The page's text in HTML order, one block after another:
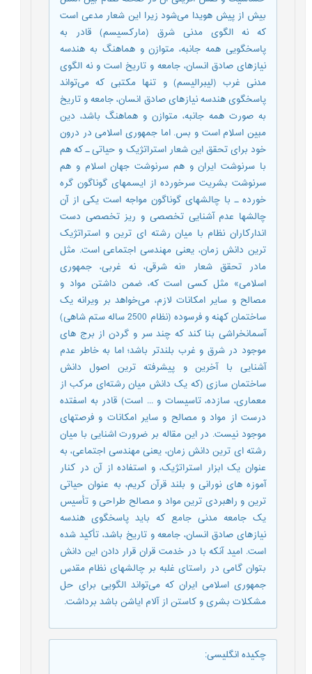
بیش از پیش هویدا می‌شود زیرا این شعار مدعی است
که نه الگوی مدنی شرق (مارکسیسم) قادر به
پاسخگویی همه جانبه، متوازن و هماهنگ به هندسه
نیازهای صادق انسان، جامعه و تاریخ است و نه الگوی
مدنی غرب (لیبرالیسم) و تنها مکتبی که می‌تواند
پاسخگوی هندسه نیازهای صادق انسان، جامعه و تاریخ
به صورت همه جانبه، متوازن و هماهنگ باشد، دین
مبین اسلام است و بس. اما جمهوری اسلامی در درون
خود برای تحقق این شعار استراتژیک و حیاتی ـ که هم
با سرنوشت ایران و هم سرنوشت جهان اسلام و هم
سرنوشت بشریت سرخورده از ایسمهای گوناگون گره
خورده ـ با چالشهای گوناگون مواجه است یکی از آن
چالشها عدم آشنایی تخصصی و ریز تخصصی دست
اندارکاران نظام با میان رشته ای ترین و استراتژیک
ترین دانش زمان، یعنی مهندسی اجتماعی است. مثل
مادر تحقق شعار «نه شرقی، نه غربی، جمهوری
اسلامی» مثل کسی است که، ضمن داشتن مواد و
مصالح و سایر امکانات لازم، می‌خواهد بر ویرانه یک
ساختمان کهنه و فرسوده (نظام 2500 ساله ستم شاهی)
آسمانخراشی بنا کند که چند سر و گردن از برج های
موجود در شرق و غرب بلندتر باشد؛ اما به خاطر عدم
آشنایی با آخرین و پیشرفته ترین اصول دانش
ساختمان سازی (که یک دانش میان رشته‌ای مرکب از
معماری، سازده، تاسیسات و ... است) قادر به اسفتده
درست از مواد و مصالح و سایر امکانات و فرصتهای
موجود نیست. در این مقاله بر ضرورت اشنایی با میان
رشته ای ترین دانش زمان، یعنی مهندسی اجتماعی، به
عنوان یک ابزار استراتژیک، و استفاده از آن در کنار
آموزه های نورانی و بلند قرآن کریم، به عنوان حیاتی
ترین و راهبردی ترین مواد و مصالح طراحی و تأسیس
یک جامعه مدنی جامع که باید پاسخگوی هندسه
نیازهای صادق انسان، جامعه و تاریخ باشد، تأکید شده
است. امید آنکه با در خدمت قران قرار دادن این دانش
بتوان گامی در راستای غلبه بر چالشهای نظام مقدس
جمهوری اسلامی ایران که می‌تواند الگویی برای حل
مشکلات بشری و کاستن از آلام ایاشن باشد برداشت.
چکیده انگلیسی: